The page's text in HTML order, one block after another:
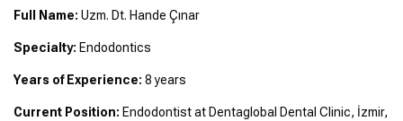
Full Name: Uzm. Dt. Hande Çınar
Specialty: Endodontics
Years of Experience: 8 years
Current Position: Endodontist at Dentaglobal Dental Clinic, İzmir,